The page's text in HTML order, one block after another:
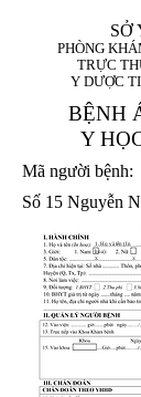
SỞ
PHÒNG
TRỰC
Y DƯỢC
BỆNH
Y
Mã người bệnh:
Số 15 Nguyễn
1. Họ và tên (In
hoa):
X
X